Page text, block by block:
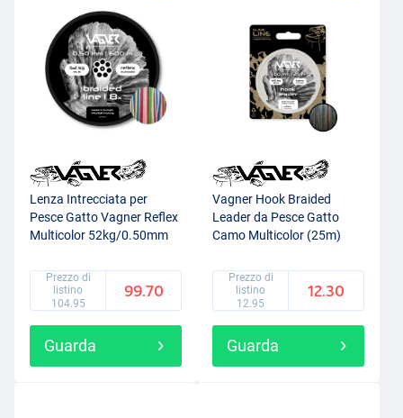
Lenza Intrecciata per
Pesce Gatto Vagner Reflex
Multicolor 52kg/0.50mm
Prezzo di
listino
104.95
99.70
Guarda
Vagner Hook Braided
Leader da Pesce Gatto
Camo Multicolor (25m)
Prezzo di
listino
12.95
12.30
Guarda